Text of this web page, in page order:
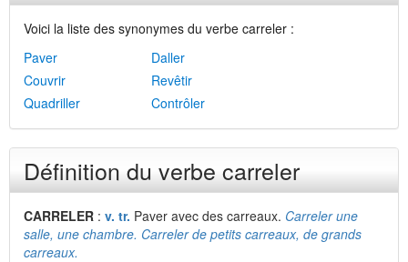
Voici la liste des synonymes du verbe carreler :
Paver
Daller
Couvrir
Revêtir
Quadriller
Contrôler
Définition du verbe carreler
CARRELER : v. tr. Paver avec des carreaux. Carreler une
salle, une chambre. Carreler de petits carreaux, de grands
carreaux.